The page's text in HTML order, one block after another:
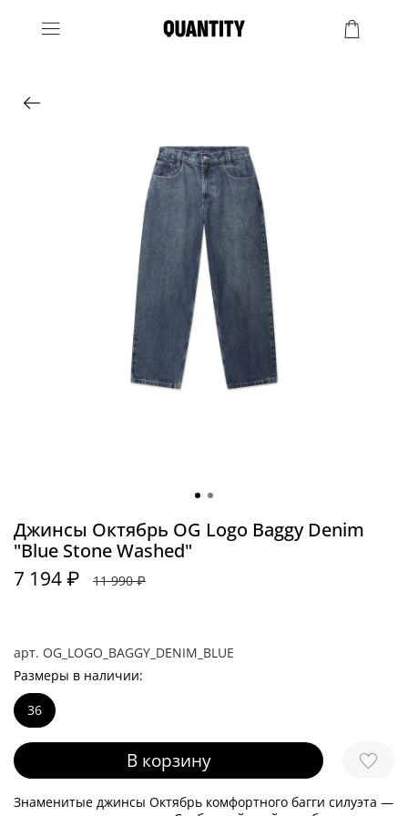
арт. OG_LOGO_BAGGY_DENIM_BLUE
Джинсы Октябрь OG Logo Baggy Denim
"Blue Stone Washed"
7 194 ₽ 11 990 ₽
В корзину
Размеры в наличии:
36
Знаменитые джинсы Октябрь комфортного багги силуэта —